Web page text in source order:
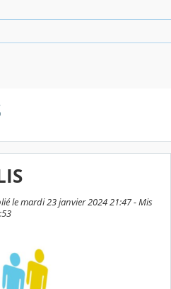
le mardi 23 janvier 2024 21:47 - Mis